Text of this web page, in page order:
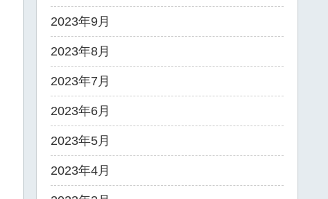
2023年9月
2023年8月
2023年7月
2023年6月
2023年5月
2023年4月